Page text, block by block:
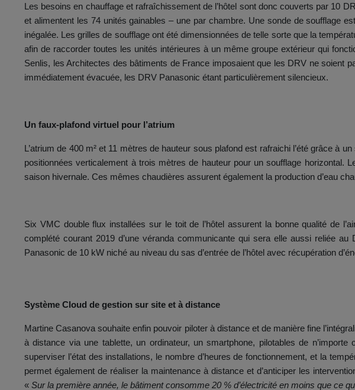
Les besoins en chauffage et rafraîchissement de l’hôtel sont donc couverts par 10
et alimentent les 74 unités gainables – une par chambre. Une sonde de soufflage
inégalée. Les grilles de soufflage ont été dimensionnées de telle sorte que la
afin de raccorder toutes les unités intérieures à un même groupe extérieur qui
Senlis, les Architectes des bâtiments de France imposaient que les DRV ne soient
immédiatement évacuée, les DRV Panasonic étant particulièrement silencieux.
Un faux-plafond virtuel pour l’atrium
L’atrium de 400 m² et 11 mètres de hauteur sous plafond est rafraichi l’été grâce à
positionnées verticalement à trois mètres de hauteur pour un soufflage horizontal.
saison hivernale. Ces mêmes chaudières assurent également la production d’eau
Six VMC double flux installées sur le toit de l’hôtel assurent la bonne qualité de
complété courant 2019 d’une véranda communicante qui sera elle aussi reliée
Panasonic de 10 kW niché au niveau du sas d’entrée de l’hôtel avec récupération
Système Cloud de gestion sur site et à distance
Martine Casanova souhaite enfin pouvoir piloter à distance et de manière fine
à distance via une tablette, un ordinateur, un smartphone, pilotables de
superviser l’état des installations, le nombre d’heures de fonctionnement, et la
permet également de réaliser la maintenance à distance et d’anticiper les
« Sur la première année, le bâtiment consomme 20 % d’électricité en moins que ce